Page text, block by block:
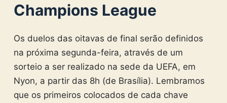
Champions League
Os duelos das oitavas de final serão definidos
na próxima segunda-feira, através de um
sorteio a ser realizado na sede da UEFA, em
Nyon, a partir das 8h (de Brasília). Lembramos
que os primeiros colocados de cada chave